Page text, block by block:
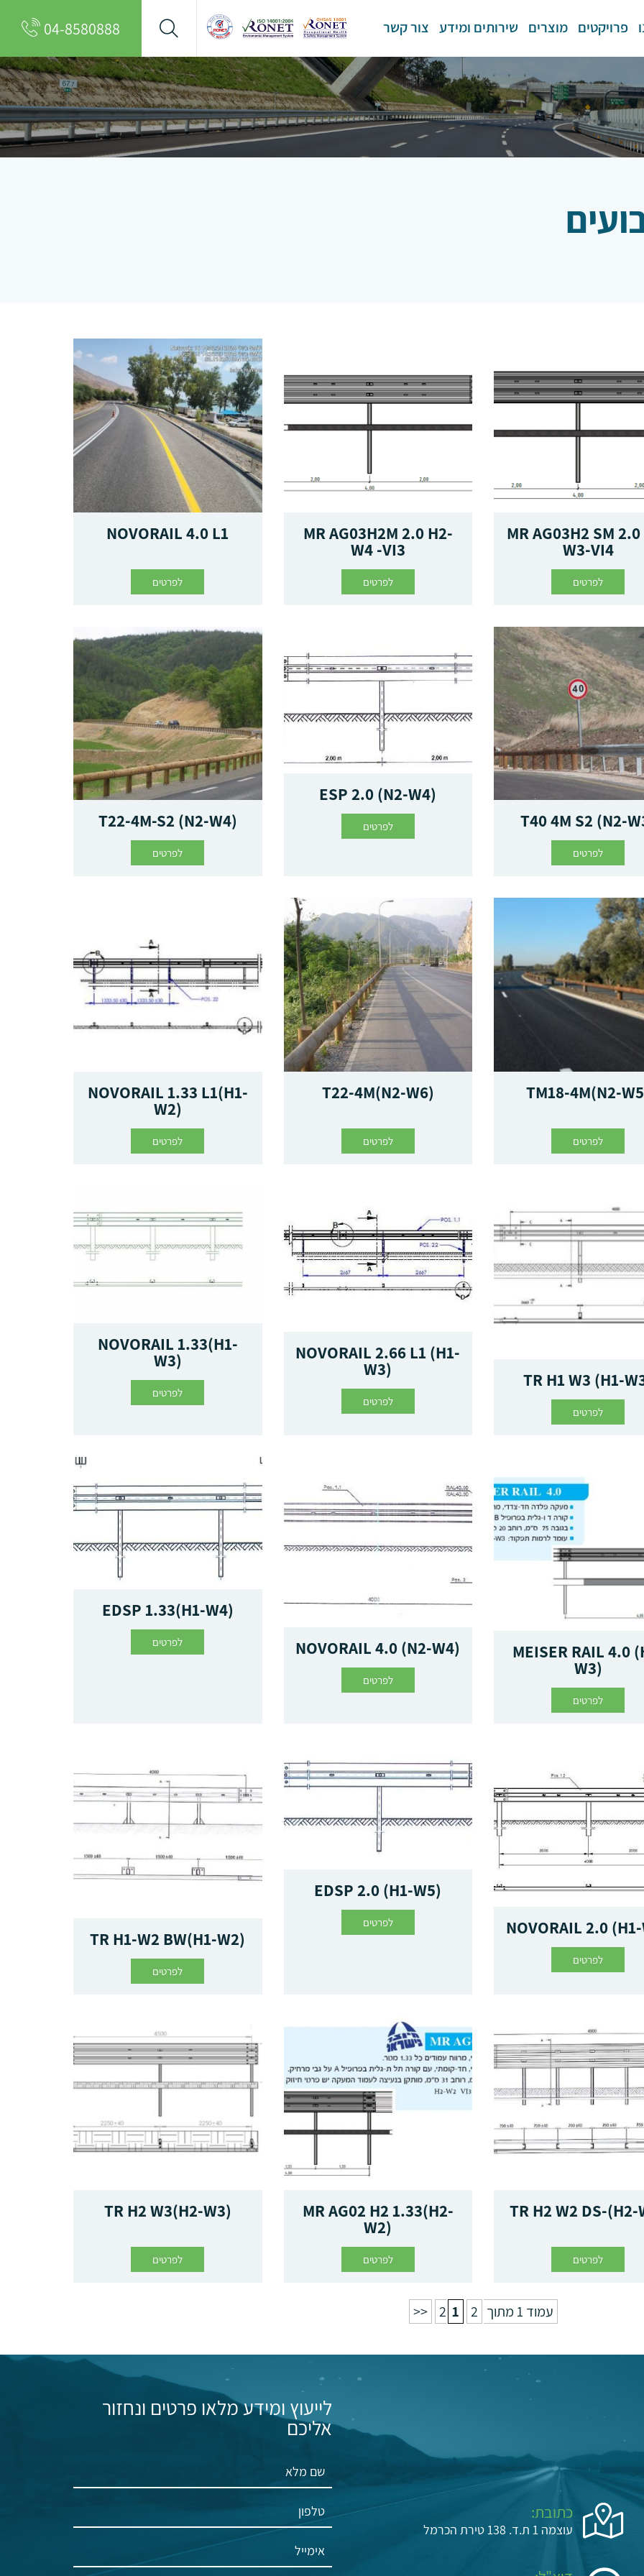
פרויקטים מוצרים שירותים ומידע צור קשר 04-8580888
MR AG03H2 SM
W3-VI4
לפרטים
MR AG03H2M 2.0 H2-
W4 -VI3
לפרטים
NOVORAIL 4.0 L1
לפרטים
T40 4M S2 (N2-
לפרטים
ESP 2.0 (N2-W4)
לפרטים T22-4M-S2 (N2-W4)
לפרטים
TM18-4M(N2-
לפרטים
T22-4M(N2-W6)
לפרטים
NOVORAIL 1.33 L1(H1-
W2)
לפרטים
TR H1 W3 (H1-
לפרטים
NOVORAIL 2.66 L1 (H1-
W3)
לפרטים
NOVORAIL 1.33(H1-
W3)
לפרטים
MEISER RAIL 4.0
W3)
לפרטים
NOVORAIL 4.0 (N2-W4)
לפרטים
EDSP 1.33(H1-W4)
לפרטים
NOVORAIL 2.0
לפרטים
EDSP 2.0 (H1-W5)
לפרטים
TR H1-W2 BW(H1-W2)
לפרטים
TR H2 W2 DS-(H2-
לפרטים
MR AG02 H2 1.33(H2-
W2)
לפרטים
TR H2 W3(H2-W3)
לפרטים
עמוד 1 מתוך 2 1 2
<<
כתובת:
עוצמה 1 ת.ד. 138 טירת הכרמל
לייעוץ ומידע מלאו פרטים ונחזור
אליכם